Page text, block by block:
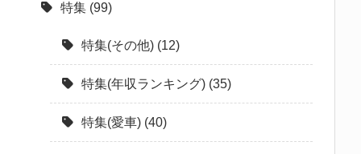
特集 (99)
特集(その他) (12)
特集(年収ランキング) (35)
特集(愛車) (40)